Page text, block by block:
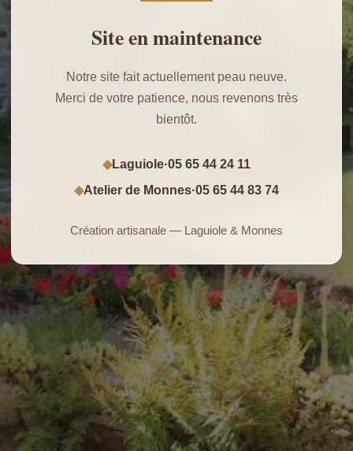
Site en maintenance
Notre site fait actuellement peau neuve.
Merci de votre patience, nous revenons très
bientôt.
◆Laguiole·05 65 44 24 11
◆Atelier de Monnes·05 65 44 83 74
Création artisanale — Laguiole & Monnes